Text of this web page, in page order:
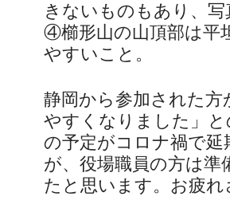
きないものもあり、
④櫛形山の山頂部は平
やすいこと。
静岡から参加された方
やすくなりました」
の予定がコロナ禍で
が、役場職員の方は
たと思います。お疲れ